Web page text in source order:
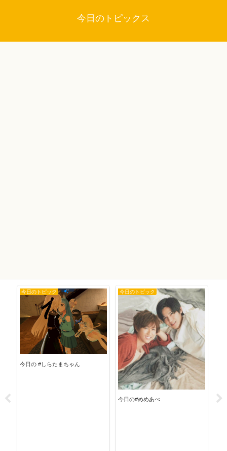
今日のトピックス
今日のトピック
今日の #しらたまちゃん
今日のトピック
今日の#めめあべ